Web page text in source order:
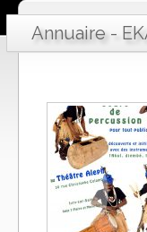
Annuaire -